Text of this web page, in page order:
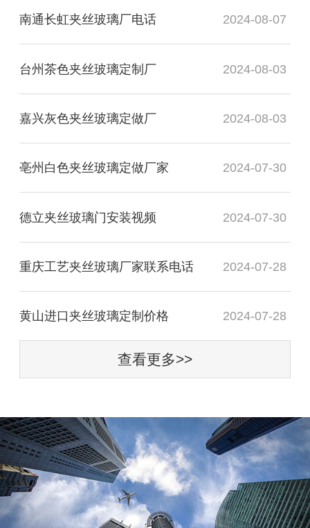
南通长虹夹丝玻璃厂电话 2024-08-07
台州茶色夹丝玻璃定制厂 2024-08-03
嘉兴灰色夹丝玻璃定做厂 2024-08-03
亳州白色夹丝玻璃定做厂家 2024-07-30
德立夹丝玻璃门安装视频 2024-07-30
重庆工艺夹丝玻璃厂家联系电话 2024-07-28
黄山进口夹丝玻璃定制价格 2024-07-28
查看更多>>